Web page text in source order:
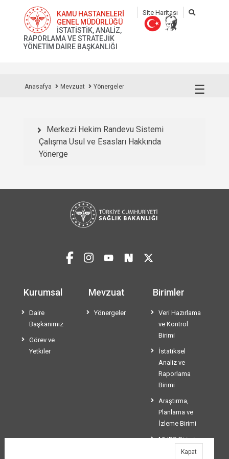
KAMU HASTANELERİ
GENEL MÜDÜRLÜĞÜ
İSTATİSTİK, ANALİZ,
RAPORLAMA VE STRATEJİK
YÖNETİM DAİRE BAŞKANLIĞI
Site Haritası
☰
Anasafya Mevzuat Yönergeler
Merkezi Hekim Randevu Sistemi
Çalışma Usul ve Esasları Hakkında
Yönerge
Kurumsal
Daire
Başkanımız
Görev ve
Yetkiler
Mevzuat
Yönergeler
Birimler
Veri Hazırlama
ve Kontrol
Birimi
İstatiksel
Analiz ve
Raporlama
Birimi
Araştırma,
Planlama ve
İzleme Birimi
MHRS Birimi
StratejikKapat